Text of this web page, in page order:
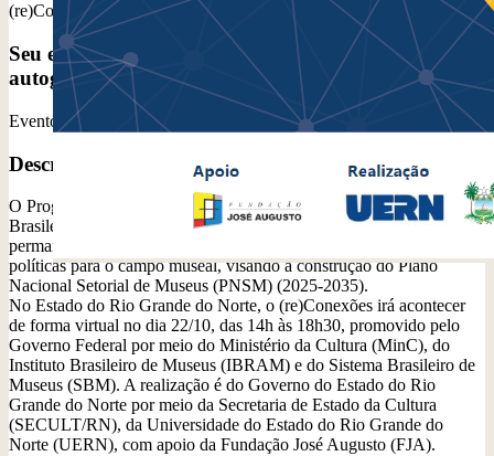
(re)Conexões Rio Grande do Norte
Seu evento é fruto de uma política pública ou é
autogestionado por um coletivo independente?
Evento regional de políticas locais
Descreva seu evento e/ou seu coletivo
O Programa (re)Conexões é uma ação estruturante do Instituto
Brasileiro de Museus (IBRAM), concebido como instância
permanente de diálogo, participação social e de fortalecimento de
políticas para o campo museal, visando a construção do Plano
Nacional Setorial de Museus (PNSM) (2025-2035).
No Estado do Rio Grande do Norte, o (re)Conexões irá acontecer
de forma virtual no dia 22/10, das 14h às 18h30, promovido pelo
Governo Federal por meio do Ministério da Cultura (MinC), do
Instituto Brasileiro de Museus (IBRAM) e do Sistema Brasileiro de
Museus (SBM). A realização é do Governo do Estado do Rio
Grande do Norte por meio da Secretaria de Estado da Cultura
(SECULT/RN), da Universidade do Estado do Rio Grande do
Norte (UERN), com apoio da Fundação José Augusto (FJA).